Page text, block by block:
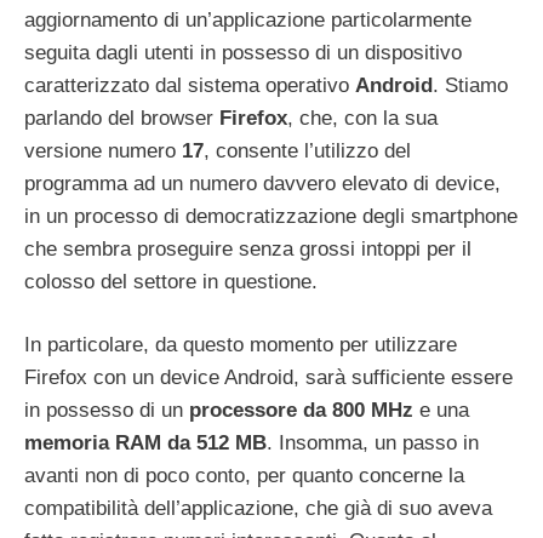
aggiornamento di un’applicazione particolarmente
seguita dagli utenti in possesso di un dispositivo
caratterizzato dal sistema operativo Android. Stiamo
parlando del browser Firefox, che, con la sua
versione numero 17, consente l’utilizzo del
programma ad un numero davvero elevato di device,
in un processo di democratizzazione degli smartphone
che sembra proseguire senza grossi intoppi per il
colosso del settore in questione.
In particolare, da questo momento per utilizzare
Firefox con un device Android, sarà sufficiente essere
in possesso di un processore da 800 MHz e una
memoria RAM da 512 MB. Insomma, un passo in
avanti non di poco conto, per quanto concerne la
compatibilità dell’applicazione, che già di suo aveva